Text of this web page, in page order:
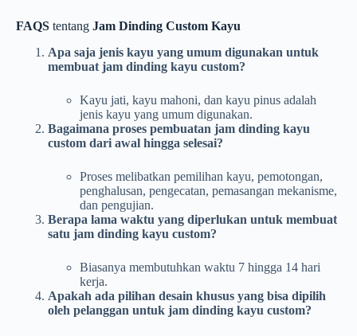
FAQS tentang Jam Dinding Custom Kayu
Apa saja jenis kayu yang umum digunakan untuk
membuat jam dinding kayu custom?
Kayu jati, kayu mahoni, dan kayu pinus adalah
jenis kayu yang umum digunakan.
Bagaimana proses pembuatan jam dinding kayu
custom dari awal hingga selesai?
Proses melibatkan pemilihan kayu, pemotongan,
penghalusan, pengecatan, pemasangan mekanisme,
dan pengujian.
Berapa lama waktu yang diperlukan untuk membuat
satu jam dinding kayu custom?
Biasanya membutuhkan waktu 7 hingga 14 hari
kerja.
Apakah ada pilihan desain khusus yang bisa dipilih
oleh pelanggan untuk jam dinding kayu custom?